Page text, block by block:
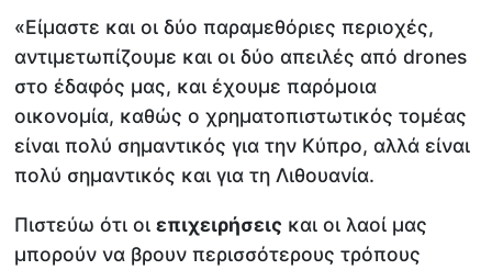
«Είμαστε και οι δύο παραμεθόριες περιοχές,
αντιμετωπίζουμε και οι δύο απειλές από drones
στο έδαφός μας, και έχουμε παρόμοια
οικονομία, καθώς ο χρηματοπιστωτικός τομέας
είναι πολύ σημαντικός για την Κύπρο, αλλά είναι
πολύ σημαντικός και για τη Λιθουανία.
Πιστεύω ότι οιεπιχειρήσεις και οι λαοί μας
μπορούν να βρουν περισσότερους τρόπους